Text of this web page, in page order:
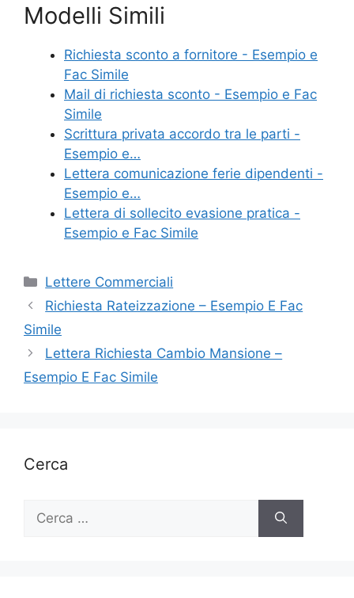
c
e
b
o
o
k
itt
er
er
e
st
ai
l
di
di
Modelli Simili
Richiesta sconto a fornitore - Esempio e
Fac Simile
Mail di richiesta sconto - Esempio e Fac
Simile
Scrittura privata accordo tra le parti -
Esempio e…
Lettera comunicazione ferie dipendenti -
Esempio e…
Lettera di sollecito evasione pratica -
Esempio e Fac Simile
Categorie
Lettere Commerciali
Richiesta Rateizzazione – Esempio E Fac
Simile
Lettera Richiesta Cambio Mansione –
Esempio E Fac Simile
Cerca
per: